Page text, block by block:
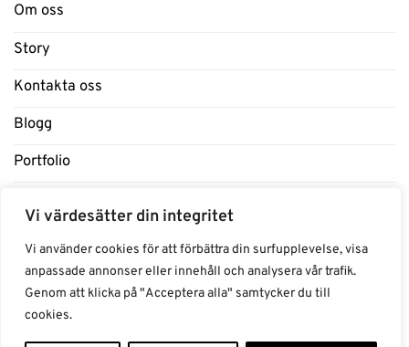
Vi värdesätter din integritet
Vi använder cookies för att förbättra din surfupplevelse, visa
anpassade annonser eller innehåll och analysera vår trafik.
Genom att klicka på "Acceptera alla" samtycker du till
cookies.
Om oss
Story
Kontakta oss
Blogg
Portfolio
Samarbeten Influencers